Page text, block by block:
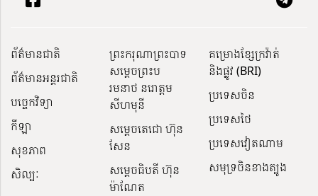
ព័ត៌មានជាតិ
ព័ត៌មានអន្តរជាតិ
បច្ចេកវិទ្យា
កីឡា
សុខភាព
សិល្បៈ
ព្រះករុណាព្រះបាទ
សម្តេចព្រះប
រមនាថ នរោត្តម
សីហមុនី
សម្តេចតេជោ ហ៊ុន
សែន
សម្ដេចធិបតី ហ៊ុន
ម៉ាណែត
គម្រោងខ្សែក្រវ៉ាត់
និងផ្លូវ (BRI)
ប្រទេសចិន
ប្រទេសថៃ
ប្រទេសវៀតណាម
សមុទ្រចិនខាងត្បូង